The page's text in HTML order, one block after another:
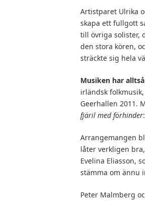
Artistparet Ulrika
skapa ett fullgott
till övriga solister,
den stora kören,
sträckte sig hela
Musiken har
irländsk
Geerhallen 2011.
fjäril med förhinder
Arrangemangen
låter verkligen
Evelina Eliasson,
stämma om ännu
Peter Malmberg